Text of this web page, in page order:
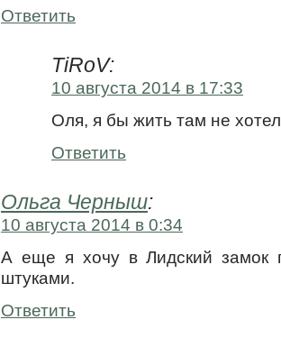
Ответить
TiRoV:
10 августа 2014 в 17:33
Оля, я бы жить там не
Ответить
Ольга Черныш:
10 августа 2014 в 0:34
А еще я хочу в Лидский замок
штуками.
Ответить